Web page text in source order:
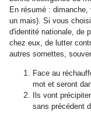
En résumé :
un mais). Si vous
d'identité nationale, de
chez eux, de lutter
autres sornettes,
Face au
mot et seront
Ils vont
sans précédent
Philippe